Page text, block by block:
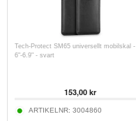
Tech-Protect SM65 universellt mobilskal -
6"-6.9" - svart
153,00kr
ARTIKELNR: 3004860